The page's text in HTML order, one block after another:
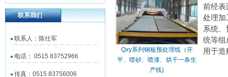
联系我们
联系人：陈仕军
电话： 0515 83752966
传真：0515 83756006
Qxy系列钢板预处理线（开
平、喷砂、喷漆、烘干一条生
产线)
前经表
处理加
系统
统等组
用于